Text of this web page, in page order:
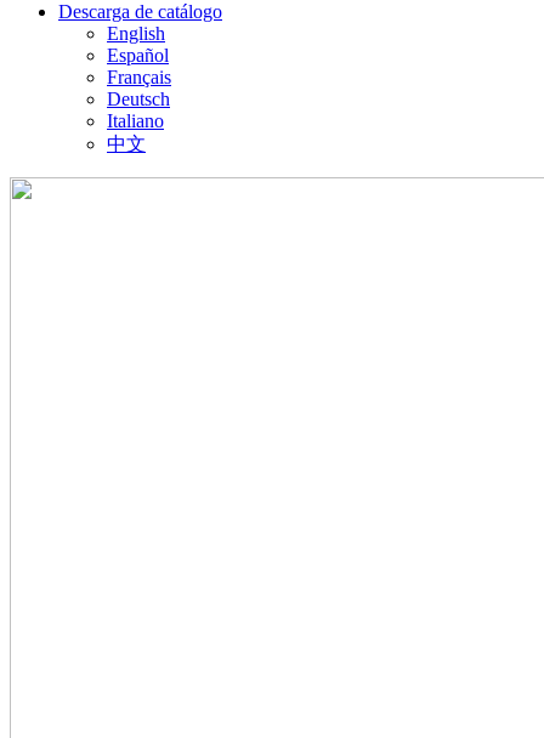
Descarga de catálogo
English
Español
Français
Deutsch
Italiano
中文